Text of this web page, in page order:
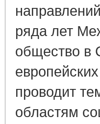
ряда лет
общество в
проводит
областям